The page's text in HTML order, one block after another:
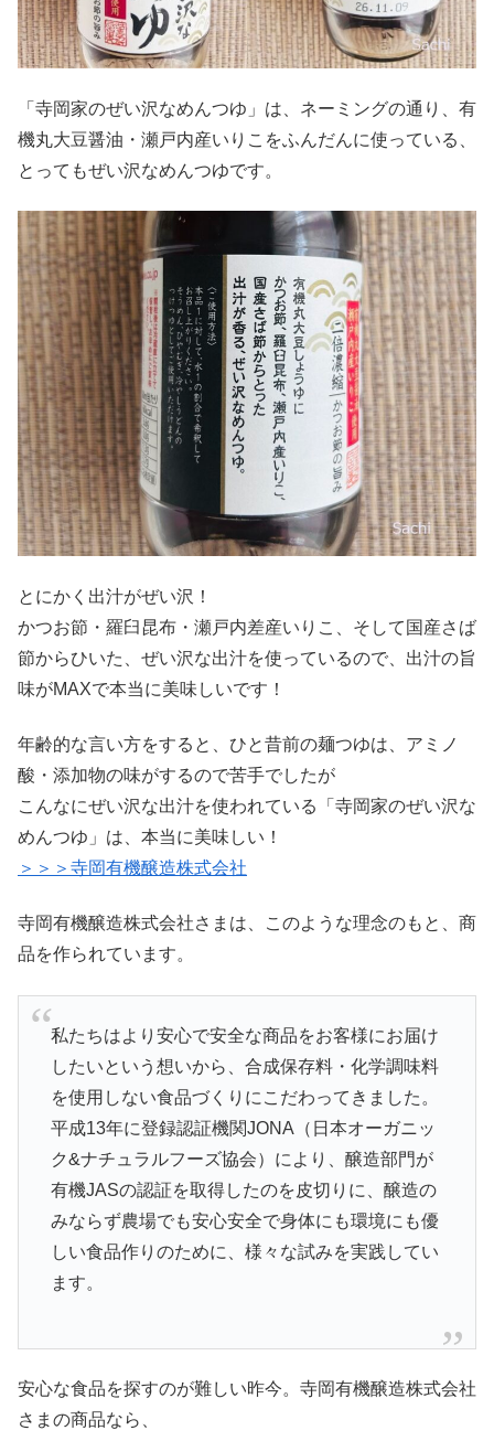
「寺岡家のぜい沢なめんつゆ」は、ネーミングの通り、有
機丸大豆醤油・瀬戸内産いりこをふんだんに使っている、
とってもぜい沢なめんつゆです。
とにかく出汁がぜい沢！
かつお節・羅臼昆布・瀬戸内差産いりこ、そして国産さば
節からひいた、ぜい沢な出汁を使っているので、出汁の旨
味がMAXで本当に美味しいです！
年齢的な言い方をすると、ひと昔前の麺つゆは、アミノ
酸・添加物の味がするので苦手でしたが
こんなにぜい沢な出汁を使われている「寺岡家のぜい沢な
めんつゆ」は、本当に美味しい！
＞＞＞寺岡有機醸造株式会社
寺岡有機醸造株式会社さまは、このような理念のもと、商
品を作られています。
私たちはより安心で安全な商品をお客様にお届け
したいという想いから、合成保存料・化学調味料
を使用しない食品づくりにこだわってきました。
平成13年に登録認証機関JONA（日本オーガニッ
ク&ナチュラルフーズ協会）により、醸造部門が
有機JASの認証を取得したのを皮切りに、醸造の
みならず農場でも安心安全で身体にも環境にも優
しい食品作りのために、様々な試みを実践してい
ます。
安心な食品を探すのが難しい昨今。寺岡有機醸造株式会社
さまの商品なら、